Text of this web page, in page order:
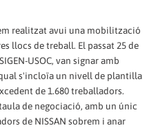
realitzat avui una mobilització
llocs de treball. El passat 25 de
USOC, van signar amb
s'incloïa un nivell de plantilla
de 1.680 treballadors.
de negociació, amb un únic
de NISSAN sobrem i anar